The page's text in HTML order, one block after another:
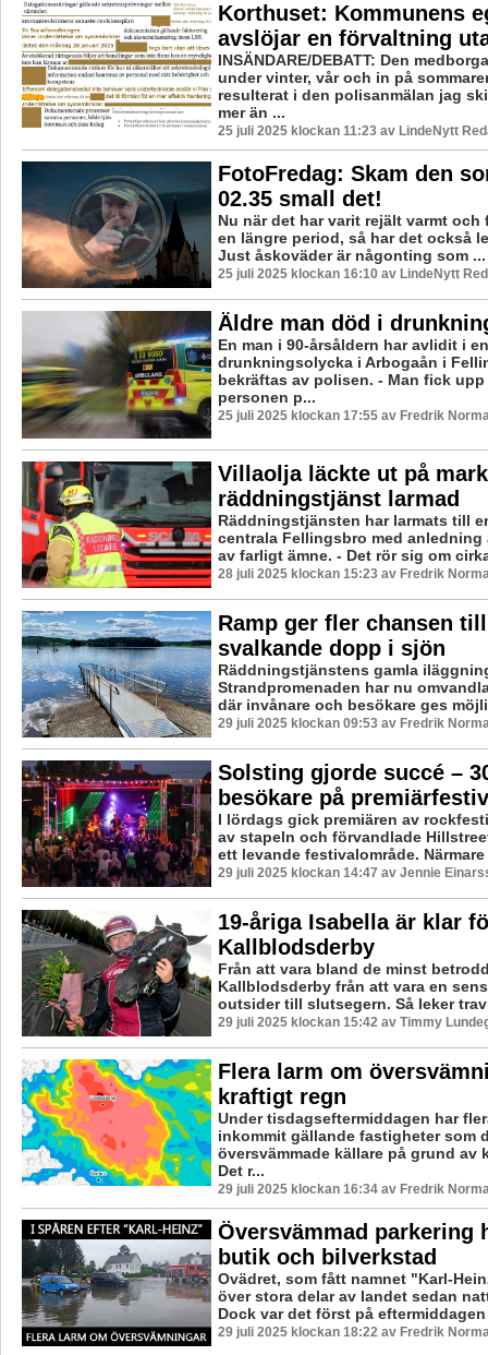
Korthuset: Kommunens
avslöjar en förvaltning
INSÄNDARE/DEBATT: Den
under vinter, vår och in på
resulterat i den polisanmälan jag
mer än ...
25 juli 2025 klockan 11:23 av LindeNytt
FotoFredag: Skam den
02.35 small det!
Nu när det har varit rejält varmt
en längre period, så har det också
Just åskoväder är någonting som ...
25 juli 2025 klockan 16:10 av LindeNytt
Äldre man död i
En man i 90-årsåldern har avlidit i en
drunkningsolycka i Arbogaån i
bekräftas av polisen. - Man fick upp
personen p...
25 juli 2025 klockan 17:55 av Fredrik
Villaolja läckte ut på
räddningstjänst larmad
Räddningstjänsten har larmats till
centrala Fellingsbro med anledning
av farligt ämne. - Det rör sig om
28 juli 2025 klockan 15:23 av Fredrik
Ramp ger fler chansen
svalkande dopp i sjön
Räddningstjänstens gamla
Strandpromenaden har nu
där invånare och besökare ges
29 juli 2025 klockan 09:53 av Fredrik
Solsting gjorde succé –
besökare på
I lördags gick premiären av
av stapeln och förvandlade
ett levande festivalområde. Närmare
29 juli 2025 klockan 14:47 av Jennie
19-åriga Isabella är klar
Kallblodsderby
Från att vara bland de minst
Kallblodsderby från att vara en
outsider till slutsegern. Så leker
29 juli 2025 klockan 15:42 av Timmy
Flera larm om
kraftigt regn
Under tisdagseftermiddagen har
inkommit gällande fastigheter som
översvämmade källare på grund av
Det r...
29 juli 2025 klockan 16:34 av Fredrik
Översvämmad parkering
butik och bilverkstad
Ovädret, som fått namnet "Karl-
över stora delar av landet sedan
Dock var det först på eftermiddagen
29 juli 2025 klockan 18:22 av Fredrik